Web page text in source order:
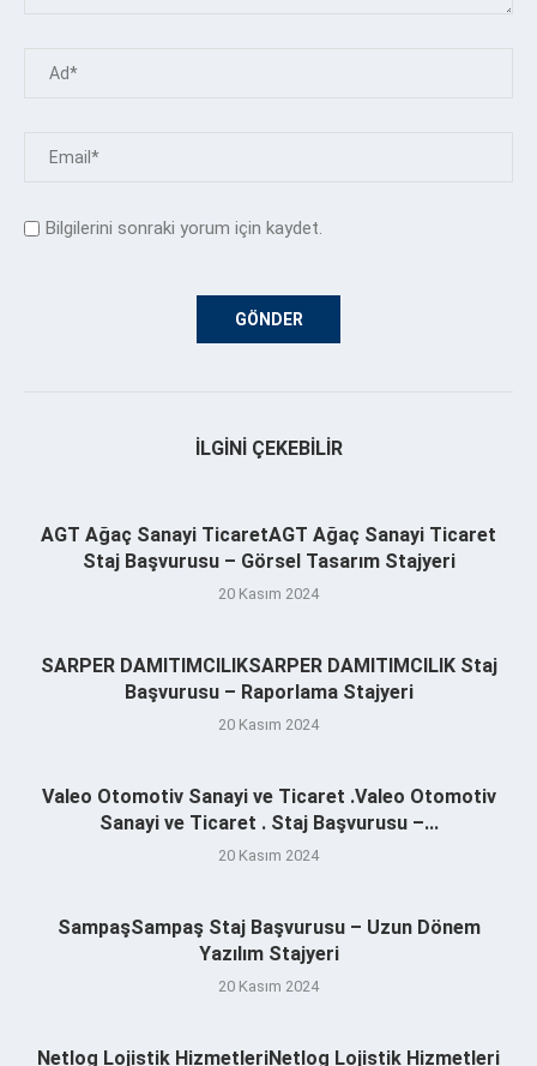
Bilgilerini sonraki yorum için kaydet.
İLGINI ÇEKEBILIR
AGT Ağaç Sanayi TicaretAGT Ağaç Sanayi Ticaret
Staj Başvurusu – Görsel Tasarım Stajyeri
20 Kasım 2024
SARPER DAMITIMCILIKSARPER DAMITIMCILIK Staj
Başvurusu – Raporlama Stajyeri
20 Kasım 2024
Valeo Otomotiv Sanayi ve Ticaret .Valeo Otomotiv
Sanayi ve Ticaret . Staj Başvurusu –...
20 Kasım 2024
SampaşSampaş Staj Başvurusu – Uzun Dönem
Yazılım Stajyeri
20 Kasım 2024
Netlog Lojistik HizmetleriNetlog Lojistik Hizmetleri